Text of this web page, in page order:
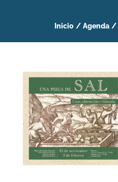
Inicio / Agenda /